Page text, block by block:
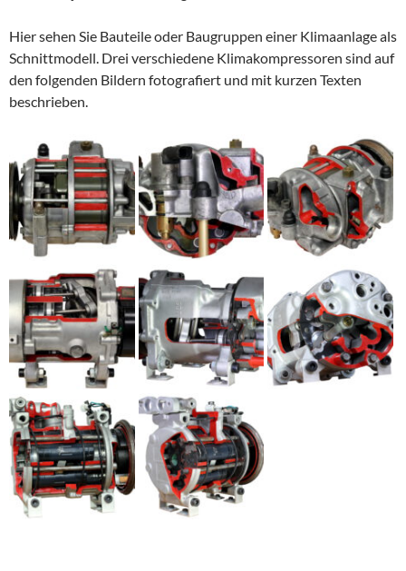
Hier sehen Sie Bauteile oder Baugruppen einer Klimaanlage als
Schnittmodell. Drei verschiedene Klimakompressoren sind auf
den folgenden Bildern fotografiert und mit kurzen Texten
beschrieben.